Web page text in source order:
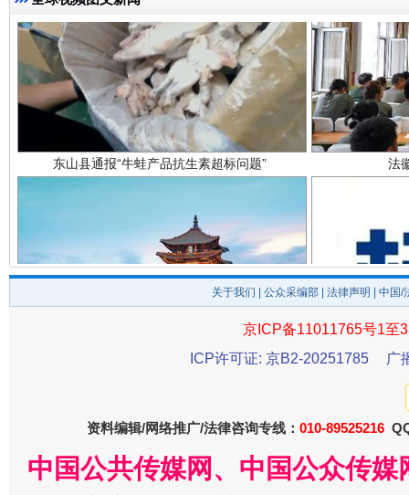
东山县通报“牛蛙产品抗生素超标问题” 法
一
关于我们 公众采编部 法律声明 | 中国
京ICP备11011765号1至
ICP许可证: 京B2-20251785
广
资料编辑/网络推广/法律咨询专线： 010-89525216
中国公共传媒网、中国公众传